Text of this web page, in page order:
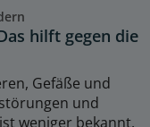
hilft gegen die
Gefäße und
und
weniger bekannt.